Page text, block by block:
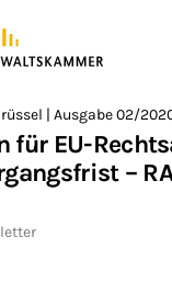
SPRINGEN
hier:
>
Newsletter
>
| Ausgabe 02/
für EU-
–